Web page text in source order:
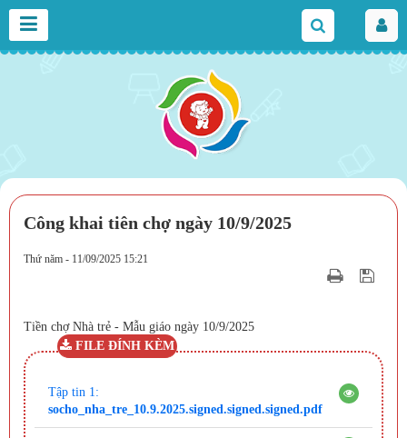
Công khai tiên chợ ngày 10/9/2025
Thứ năm - 11/09/2025 15:21
Tiền chợ Nhà trẻ - Mẫu giáo ngày 10/9/2025
FILE ĐÍNH KÈM
Tập tin 1:
socho_nha_tre_10.9.2025.signed.signed.signed.pdf